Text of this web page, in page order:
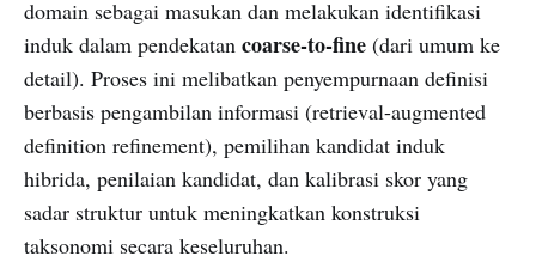
domain sebagai masukan dan melakukan identifikasi
induk dalam pendekatan coarse-to-fine (dari umum ke
detail). Proses ini melibatkan penyempurnaan definisi
berbasis pengambilan informasi (retrieval-augmented
definition refinement), pemilihan kandidat induk
hibrida, penilaian kandidat, dan kalibrasi skor yang
sadar struktur untuk meningkatkan konstruksi
taksonomi secara keseluruhan.